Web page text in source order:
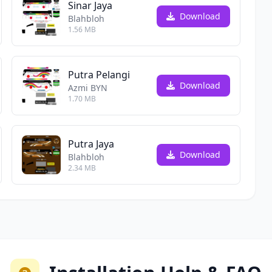
Sinar Jaya
Blahbloh
1.56 MB
Download
Putra Pelangi
Azmi BYN
1.70 MB
Download
Putra Jaya
Blahbloh
2.34 MB
Download